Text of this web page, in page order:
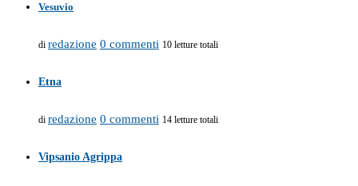
Vesuvio
di redazione 0 commenti 10 letture totali
Etna
di redazione 0 commenti 14 letture totali
Vipsanio Agrippa